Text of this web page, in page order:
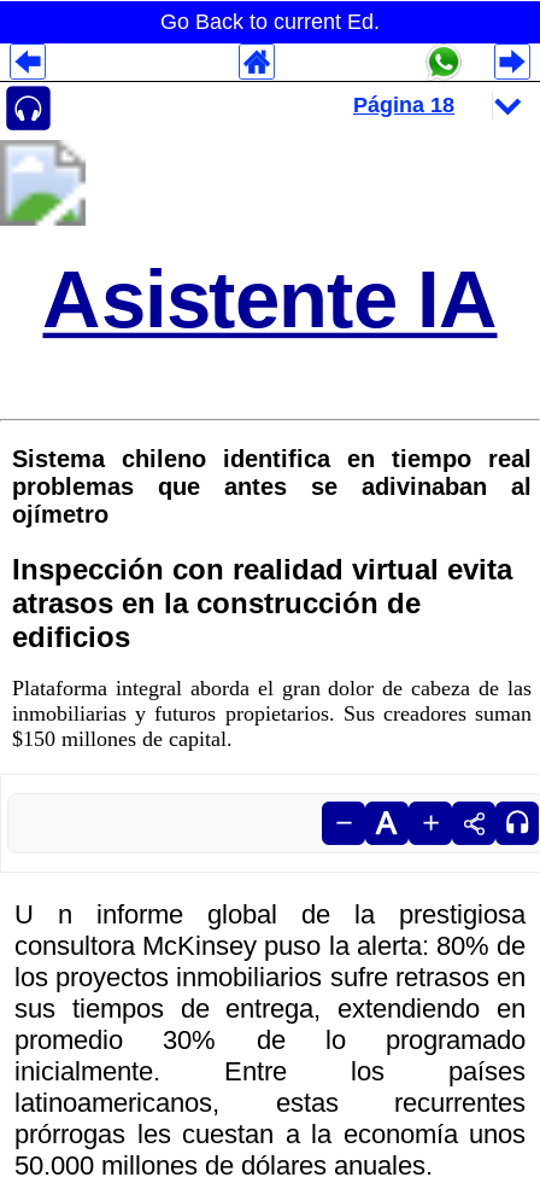
Go Back to current Ed.
Asistente IA
Sistema chileno identifica en tiempo real
problemas que antes se adivinaban al
ojímetro
Inspección con realidad virtual evita
atrasos en la construcción de
edificios
Plataforma integral aborda el gran dolor de cabeza de las
inmobiliarias y futuros propietarios. Sus creadores suman
$150 millones de capital.
U n informe global de la prestigiosa
consultora McKinsey puso la alerta: 80% de
los proyectos inmobiliarios sufre retrasos en
sus tiempos de entrega, extendiendo en
promedio 30% de lo programado
inicialmente. Entre los países
latinoamericanos, estas recurrentes
prórrogas les cuestan a la economía unos
50.000 millones de dólares anuales.
Despliegues Analytics
Despliegues Totales
Despliegues por Rubros